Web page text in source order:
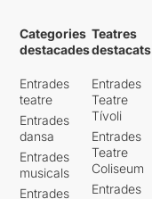
Categories
destacades
Entrades
teatre
Entrades
dansa
Entrades
musicals
Entrades
Teatres
destacats
Entrades
Teatre
Tívoli
Entrades
Teatre
Coliseum
Entrades